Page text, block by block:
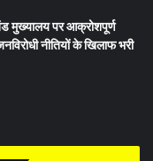
मुख्यालय पर आक्रोशपूर्ण
नीतियों के खिलाफ भरी